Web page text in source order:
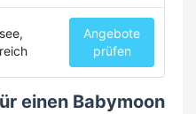
Angebote
prüfen
einen Babymoon